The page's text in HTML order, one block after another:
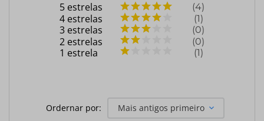
5 estrelas
4 estrelas
3 estrelas
2 estrelas
1 estrela
4
1
0
0
1
Ordernar por: Mais antigos primeiro